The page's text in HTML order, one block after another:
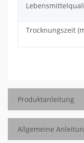
Trocknungszeit
Produktanleitung
Allgemeine